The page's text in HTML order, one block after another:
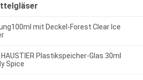
mit Deckel-Forest Clear Ice
Plastikspeicher-Glas 30ml
Spice